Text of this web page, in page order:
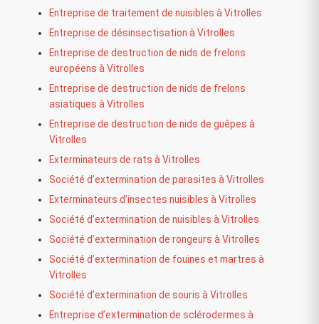
Entreprise de traitement de nuisibles à Vitrolles
Entreprise de désinsectisation à Vitrolles
Entreprise de destruction de nids de frelons
européens à Vitrolles
Entreprise de destruction de nids de frelons
asiatiques à Vitrolles
Entreprise de destruction de nids de guêpes à
Vitrolles
Exterminateurs de rats à Vitrolles
Société d’extermination de parasites à Vitrolles
Exterminateurs d’insectes nuisibles à Vitrolles
Société d’extermination de nuisibles à Vitrolles
Société d’extermination de rongeurs à Vitrolles
Société d’extermination de fouines et martres à
Vitrolles
Société d’extermination de souris à Vitrolles
Entreprise d’extermination de sclérodermes à